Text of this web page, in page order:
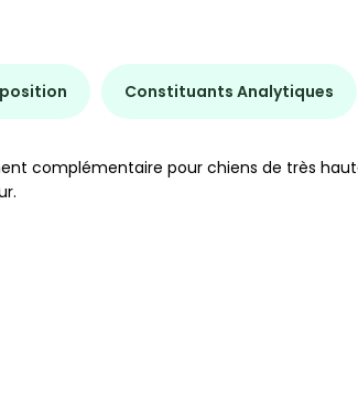
Constituants Analytiques
complémentaire pour chiens de très